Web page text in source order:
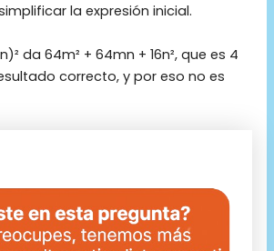
la expresión inicial.
da 64m² + 64mn + 16n², que es 4
correcto, y por eso no es